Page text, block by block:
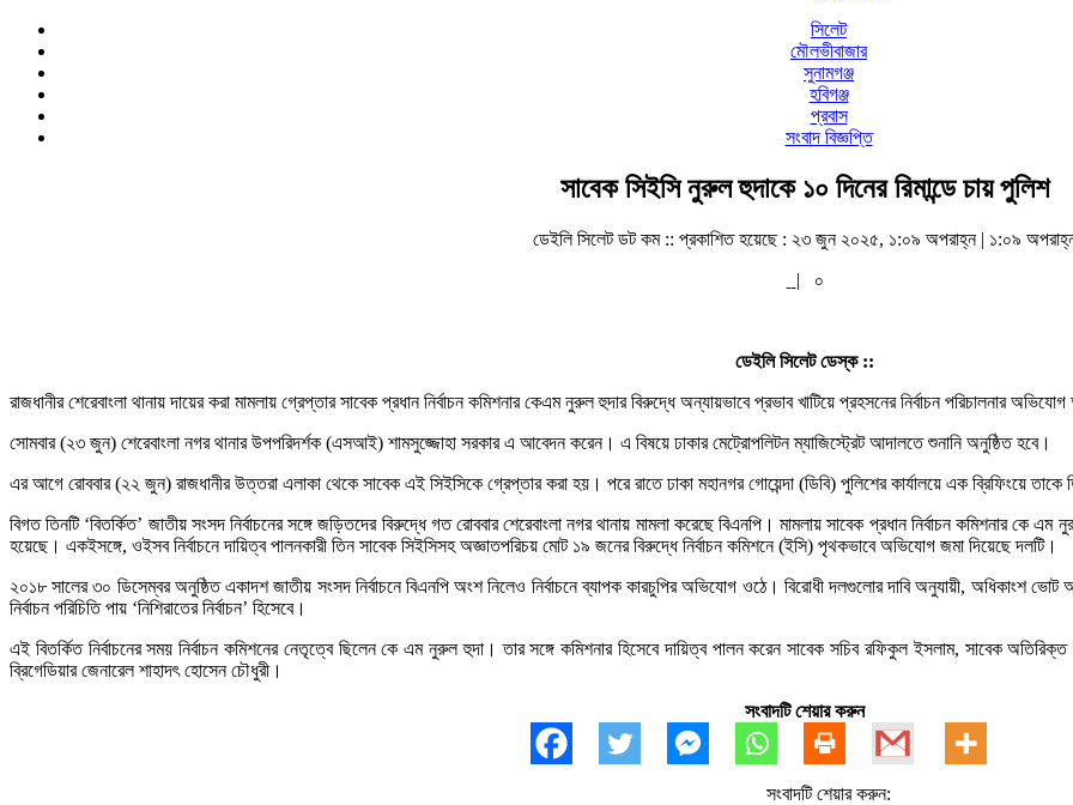
সিলেট
মৌলভীবাজার
সুনামগঞ্জ
হবিগঞ্জ
প্রবাস
সংবাদ বিজ্ঞপ্তি
সাবেক সিইসি নুরুল হুদাকে ১০ দিনের রিমান্ডে চায় পুলিশ
ডেইলি সিলেট ডট কম :: প্রকাশিত হয়েছে : ২৩ জুন ২০২৫, ১:০৯ অপরাহ্ন | ১:০৯
|
০
ডেইলি সিলেট ডেস্ক ::
রাজধানীর শেরেবাংলা থানায় দায়ের করা মামলায় গ্রেপ্তার সাবেক প্রধান নির্বাচন কমিশনার কেএম নুরুল হুদার বিরুদ্ধে অন্যায়ভাবে প্রভাব খাটিয়ে প্রহসনের নির্বাচন পরিচালনার
সোমবার (২৩ জুন) শেরেবাংলা নগর থানার উপপরিদর্শক (এসআই) শামসুজ্জোহা সরকার এ আবেদন করেন। এ বিষয়ে ঢাকার মেট্রোপলিটন ম্যাজিস্ট্রেট আদালতে শুনানি অনুষ্ঠিত হবে।
এর আগে রোববার (২২ জুন) রাজধানীর উত্তরা এলাকা থেকে সাবেক এই সিইসিকে গ্রেপ্তার করা হয়। পরে রাতে ঢাকা মহানগর গোয়েন্দা (ডিবি) পুলিশের কার্যালয়ে এক ব্রিফিংয়ে তাকে
বিগত তিনটি ‘বিতর্কিত’ জাতীয় সংসদ নির্বাচনের সঙ্গে জড়িতদের বিরুদ্ধে গত রোববার শেরেবাংলা নগর থানায় মামলা করেছে বিএনপি। মামলায় সাবেক প্রধান নির্বাচন
হয়েছে। একইসঙ্গে, ওইসব নির্বাচনে দায়িত্ব পালনকারী তিন সাবেক সিইসিসহ অজ্ঞাতপরিচয় মোট ১৯ জনের বিরুদ্ধে নির্বাচন কমিশনে (ইসি) পৃথকভাবে অভিযোগ জমা দিয়েছে দলটি।
২০১৮ সালের ৩০ ডিসেম্বর অনুষ্ঠিত একাদশ জাতীয় সংসদ নির্বাচনে বিএনপি অংশ নিলেও নির্বাচনে ব্যাপক কারচুপির অভিযোগ ওঠে। বিরোধী দলগুলোর দাবি অনুযায়ী, অধিকাংশ
নির্বাচন পরিচিতি পায় ‘নিশিরাতের নির্বাচন’ হিসেবে।
এই বিতর্কিত নির্বাচনের সময় নির্বাচন কমিশনের নেতৃত্বে ছিলেন কে এম নুরুল হুদা। তার সঙ্গে কমিশনার হিসেবে দায়িত্ব পালন করেন সাবেক সচিব রফিকুল ইসলাম, সাবেক
ব্রিগেডিয়ার জেনারেল শাহাদৎ হোসেন চৌধুরী।
সংবাদটি শেয়ার করুন
সংবাদটি শেয়ার করুন: